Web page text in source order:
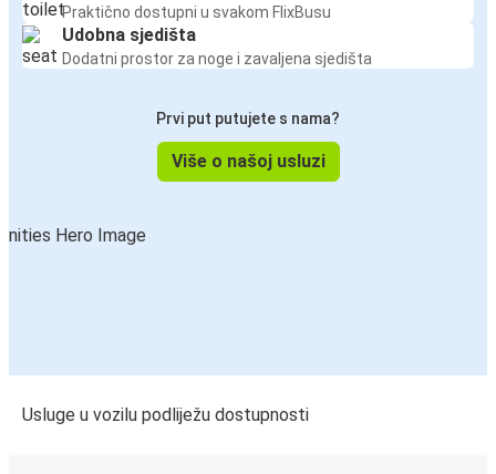
Praktično dostupni u svakom FlixBusu
Udobna sjedišta
Dodatni prostor za noge i zavaljena sjedišta
Prvi put putujete s nama?
Više o našoj usluzi
Usluge u vozilu podliježu dostupnosti